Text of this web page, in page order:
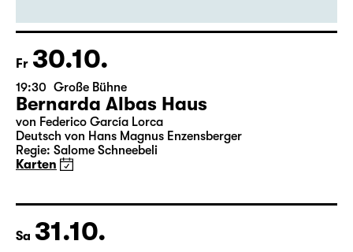
Fr 30.10.
19:30 Große Bühne
Bernarda Albas Haus
von Federico García Lorca
Deutsch von Hans Magnus Enzensberger
Regie: Salome Schneebeli
Karten
Sa 31.10.